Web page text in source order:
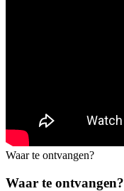
Waar te ontvangen?
Waar te ontvangen?